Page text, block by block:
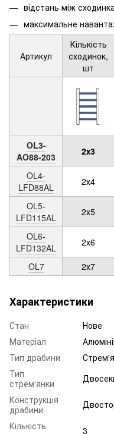
відстань між
максимальне
Артикул
Кількість
сходинок,
шт
OL3-
AO88-203
2х3
OL4-
LFD88AL
2х4
OL5-
LFD115AL
2х5
OL6-
LFD132AL
2х6
OL7 2х7
Характеристики
Стан
Нове
Матеріал
Тип драбини
Тип
стрем'янки
Конструкція
драбини
Кількість
3